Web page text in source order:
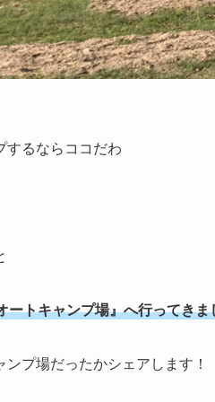
するならココだわ
ートキャンプ場』へ行ってきま
ンプ場だったかシェアします！